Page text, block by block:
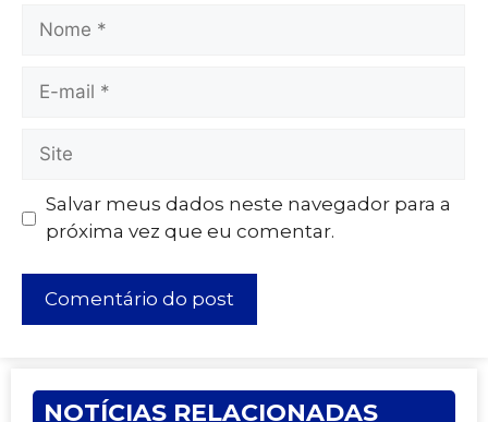
Salvar meus dados neste navegador para a
próxima vez que eu comentar.
NOTÍCIAS RELACIONADAS